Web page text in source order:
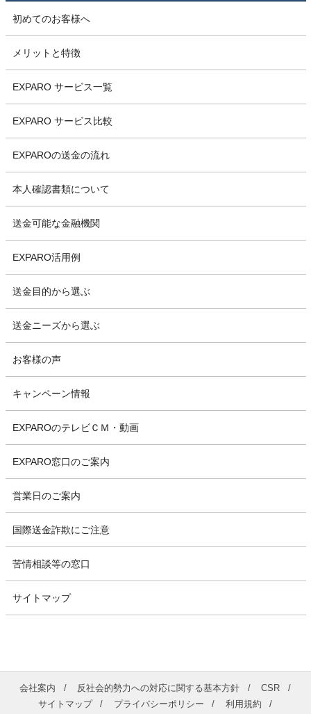
初めてのお客様へ
メリットと特徴
EXPARO サービス一覧
EXPARO サービス比較
EXPAROの送金の流れ
本人確認書類について
送金可能な金融機関
EXPARO活用例
送金目的から選ぶ
送金ニーズから選ぶ
お客様の声
キャンペーン情報
EXPAROのテレビＣＭ・動画
EXPARO窓口のご案内
営業日のご案内
国際送金詐欺にご注意
苦情相談等の窓口
サイトマップ
会社案内 反社会的勢力への対応に関する基本方針
CSR
サイトマップ
プライバシーポリシー 利用規約